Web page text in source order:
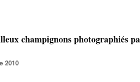
champignons photographiés
2010